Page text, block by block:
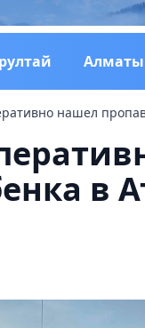
Алматы
нашел
в